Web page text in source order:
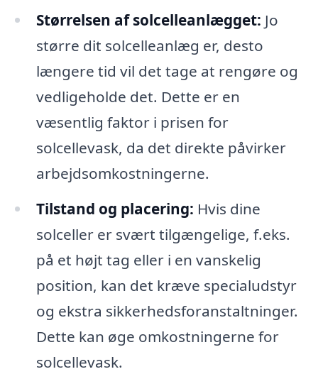
Størrelsen af solcelleanlægget: Jo
større dit solcelleanlæg er, desto
længere tid vil det tage at rengøre og
vedligeholde det. Dette er en
væsentlig faktor i prisen for
solcellevask, da det direkte påvirker
arbejdsomkostningerne.
Tilstand og placering: Hvis dine
solceller er svært tilgængelige, f.eks.
på et højt tag eller i en vanskelig
position, kan det kræve specialudstyr
og ekstra sikkerhedsforanstaltninger.
Dette kan øge omkostningerne for
solcellevask.